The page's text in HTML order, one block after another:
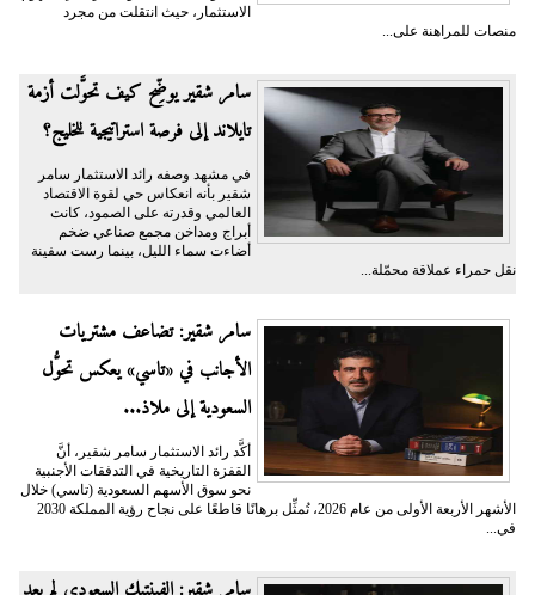
الاستثمار، حيث انتقلت من مجرد
منصات للمراهنة على...
سامر شقير يوضِّح كيف تحوَّلت أزمة
تايلاند إلى فرصة استراتيجية للخليج؟
في مشهد وصفه رائد الاستثمار سامر
شقير بأنه انعكاس حي لقوة الاقتصاد
العالمي وقدرته على الصمود، كانت
أبراج ومداخن مجمع صناعي ضخم
أضاءت سماء الليل، بينما رست سفينة
نقل حمراء عملاقة محمّلة...
سامر شقير: تضاعف مشتريات
الأجانب في «تاسي» يعكس تحوُّل
السعودية إلى ملاذ...
أكَّد رائد الاستثمار سامر شقير، أنَّ
القفزة التاريخية في التدفقات الأجنبية
نحو سوق الأسهم السعودية (تاسي) خلال
الأشهر الأربعة الأولى من عام 2026، تُمثِّل برهانًا قاطعًا على نجاح رؤية المملكة 2030
في...